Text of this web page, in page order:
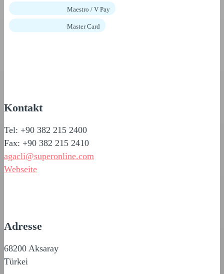
Maestro / V Pay
Master Card
Kontakt
Tel: +90 382 215 2400
Fax: +90 382 215 2410
agacli@superonline.com
Webseite
Adresse
68200 Aksaray
Türkei